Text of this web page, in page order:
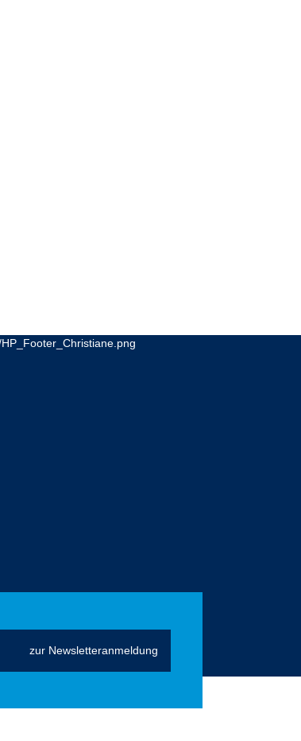
zur Newsletteranmeldung